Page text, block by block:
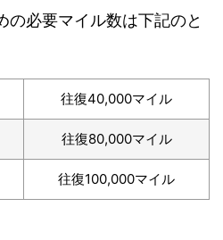
の必要マイル数は下記のと
往復40,000マイル
往復80,000マイル
往復100,000マイル